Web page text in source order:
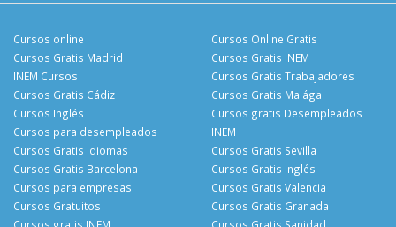
Cursos online
Cursos Gratis Madrid
INEM Cursos
Cursos Gratis Cádiz
Cursos Online Gratis
Cursos Gratis INEM
Cursos Gratis Trabajadores
Cursos Gratis Malága
Cursos Inglés
Cursos para desempleados
Cursos Gratis Idiomas
Cursos Gratis Barcelona
Cursos gratis Desempleados
INEM
Cursos Gratis Sevilla
Cursos Gratis Inglés
Cursos para empresas
Cursos Gratuitos
Cursos Gratis Valencia
Cursos Gratis Granada